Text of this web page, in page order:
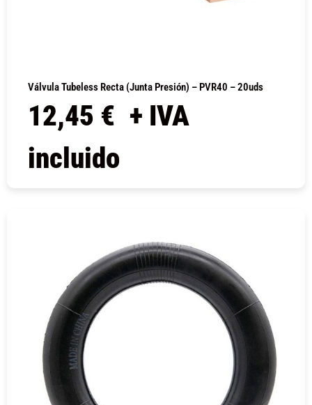
Válvula Tubeless Recta (junta Presión) – PVR40 – 20uds
12,45 € + IVA
incluido